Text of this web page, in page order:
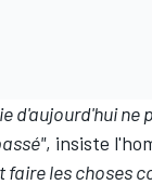
d'aujourd'hui ne
, insiste
faire les choses